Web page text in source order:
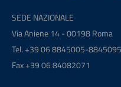
SEDE NAZIONALE
Via Aniene 14 - 00198 Roma
Tel. +39 06 8845005-8845095
Fax +39 06 84082071